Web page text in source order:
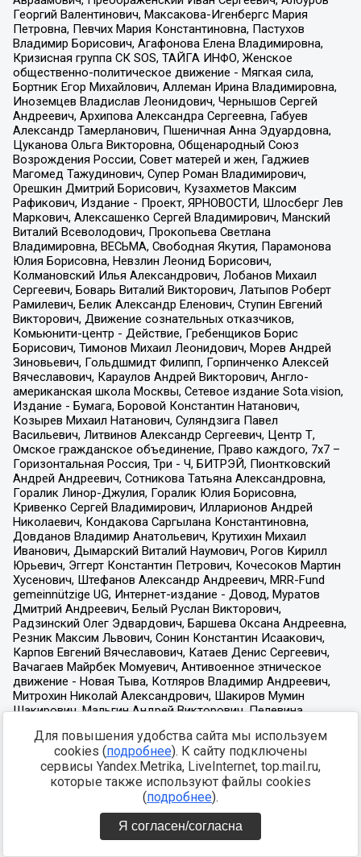
Для повышения удобства сайта мы используем
cookies (подробнее). К сайту подключены
сервисы Yandex.Metrika, LiveInternet, top.mail.ru,
которые также используют файлы cookies
(подробнее).
Я согласен/согласна